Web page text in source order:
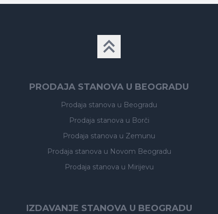
PRODAJA STANOVA U BEOGRADU
Prodaja stanova u Beogradu
Prodaja stanova u Borči
Prodaja stanova u Zemunu
Prodaja stanova u Novom Beogradu
Prodaja stanova u Mirijevu
IZDAVANJE STANOVA U BEOGRADU